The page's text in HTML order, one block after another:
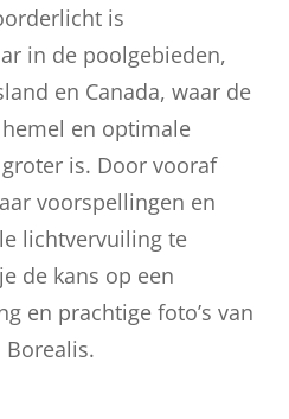
is
in de poolgebieden,
en Canada, waar de
en optimale
is. Door vooraf
voorspellingen en
lichtvervuiling te
de kans op een
en prachtige foto’s van
Borealis.